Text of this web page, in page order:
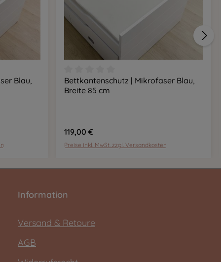
von 0 von 5 Sternen
Blau,
In den Warenkorb
Durchschnittliche Bewertung von 0 von
Bettkantenschutz | Mikrofaser Blau,
Breite 85 cm
119,00 €
Preise inkl. MwSt. zzgl. Versandkosten
Information
Versand & Retoure
AGB